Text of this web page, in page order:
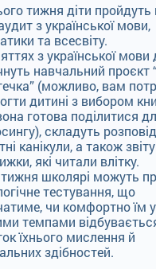
тижня діти пройдуть
з української мови,
та всесвіту.
з української мови
навчальний проєкт
(можливо, вам
дитині з вибором
готова поділитися
складуть
канікули, а також
які читали влітку.
школярі можуть
тестування, що
чи комфортно їм
темпами
їхнього мислення й
здібностей.